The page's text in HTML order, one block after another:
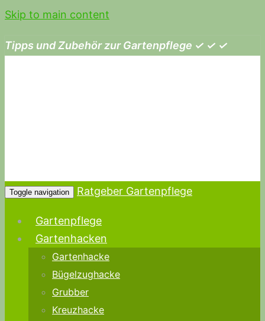
Skip to main content
Tipps und Zubehör zur Gartenpflege ✓ ✓ ✓
Toggle navigation Ratgeber Gartenpflege
Gartenpflege
Gartenhacken
Gartenhacke
Bügelzughacke
Grubber
Kreuzhacke